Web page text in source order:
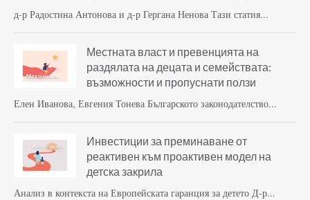
д-р Радостина Антонова и д-р Гергана Ненова Тази статия...
Местната власт и превенцията на
раздялата на децата и семействата:
възможности и пропуснати ползи
Елен Иванова, Евгения Тонева Българското законодателство...
Инвестиции за преминаване от
реактивен към проактивен модел на
детска закрила
Анализ в контекста на Европейската гаранция за детето Д-р...